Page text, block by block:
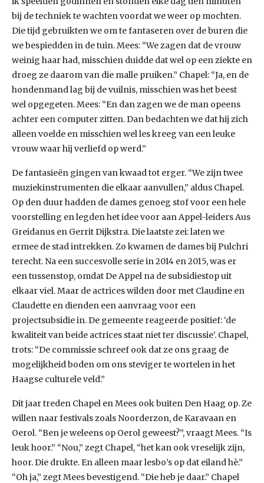
bij de techniek te wachten voordat we weer op mochten.
Die tijd gebruikten we om te fantaseren over de buren die
we bespiedden in de tuin. Mees: “We zagen dat de vrouw
weinig haar had, misschien duidde dat wel op een ziekte en
droeg ze daarom van die malle pruiken.” Chapel: “Ja, en de
hondenmand lag bij de vuilnis, misschien was het beest
wel opgegeten. Mees: “En dan zagen we de man opeens
achter een computer zitten. Dan bedachten we dat hij zich
alleen voelde en misschien wel les kreeg van een leuke
vrouw waar hij verliefd op werd.”
De fantasieën gingen van kwaad tot erger. “We zijn twee
muziekinstrumenten die elkaar aanvullen,” aldus Chapel.
Op den duur hadden de dames genoeg stof voor een hele
voorstelling en legden het idee voor aan Appel-leiders Aus
Greidanus en Gerrit Dijkstra. Die laatste zei: laten we
ermee de stad intrekken. Zo kwamen de dames bij Pulchri
terecht. Na een succesvolle serie in 2014 en 2015, was er
een tussenstop, omdat De Appel na de subsidiestop uit
elkaar viel. Maar de actrices wilden door met Claudine en
Claudette en dienden een aanvraag voor een
projectsubsidie in. De gemeente reageerde positief: ‘de
kwaliteit van beide actrices staat niet ter discussie’. Chapel,
trots: “De commissie schreef ook dat ze ons graag de
mogelijkheid boden om ons steviger te wortelen in het
Haagse culturele veld.”
Dit jaar treden Chapel en Mees ook buiten Den Haag op. Ze
willen naar festivals zoals Noorderzon, de Karavaan en
Oerol. “Ben je weleens op Oerol geweest?”, vraagt Mees. “Is
leuk hoor.” “Nou,” zegt Chapel, “het kan ook vreselijk zijn,
hoor. Die drukte. En alleen maar lesbo’s op dat eiland hè.”
“Oh ja,” zegt Mees bevestigend. “Die heb je daar.” Chapel